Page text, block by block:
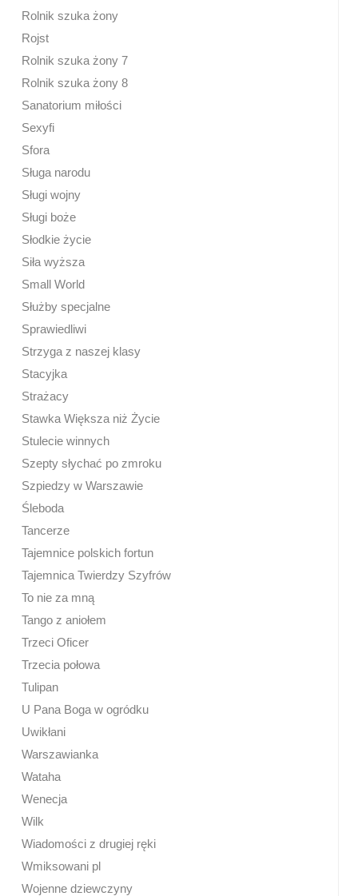
Rolnik szuka żony
Rojst
Rolnik szuka żony 7
Rolnik szuka żony 8
Sanatorium miłości
Sexyfi
Sfora
Sługa narodu
Sługi wojny
Sługi boże
Słodkie życie
Siła wyższa
Small World
Służby specjalne
Sprawiedliwi
Strzyga z naszej klasy
Stacyjka
Strażacy
Stawka Większa niż Życie
Stulecie winnych
Szepty słychać po zmroku
Szpiedzy w Warszawie
Śleboda
Tancerze
Tajemnice polskich fortun
Tajemnica Twierdzy Szyfrów
To nie za mną
Tango z aniołem
Trzeci Oficer
Trzecia połowa
Tulipan
U Pana Boga w ogródku
Uwikłani
Warszawianka
Wataha
Wenecja
Wilk
Wiadomości z drugiej ręki
Wmiksowani pl
Wojenne dziewczyny